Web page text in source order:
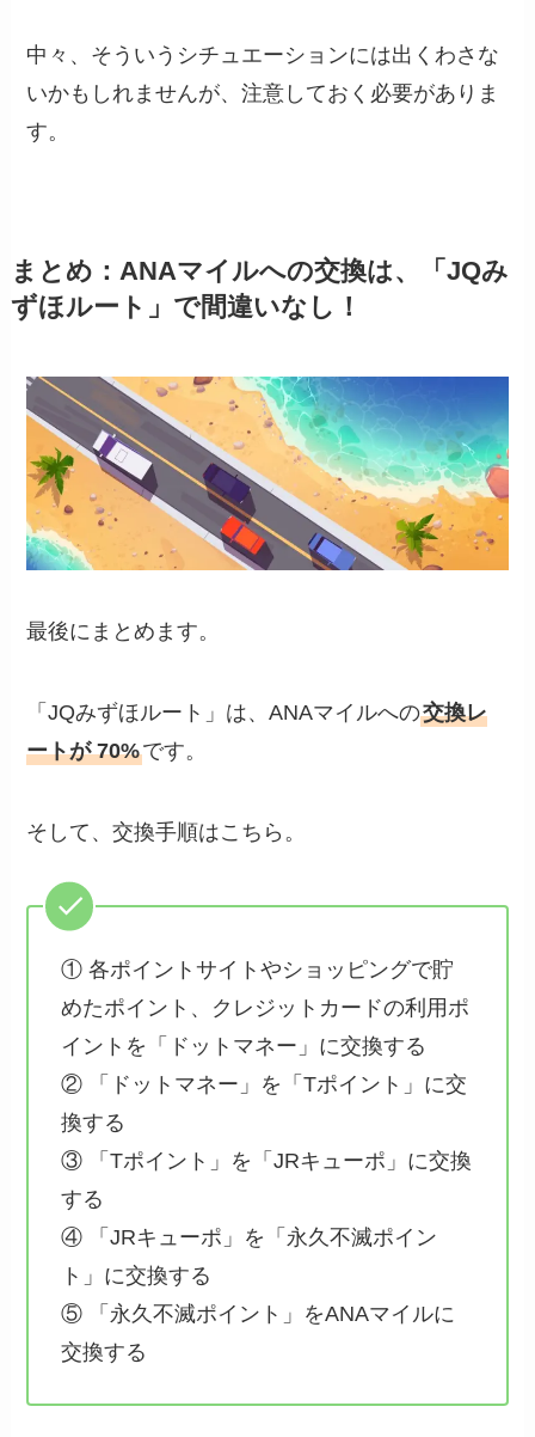
中々、そういうシチュエーションには出くわさな
いかもしれませんが、注意しておく必要がありま
す。
まとめ：ANAマイルへの交換は、「JQみ
ずほルート」で間違いなし！
最後にまとめます。
「JQみずほルート」は、ANAマイルへの交換レ
ートが 70%です。
そして、交換手順はこちら。
① 各ポイントサイトやショッピングで貯
めたポイント、クレジットカードの利用ポ
イントを「ドットマネー」に交換する
② 「ドットマネー」を「Tポイント」に交
換する
③ 「Tポイント」を「JRキューポ」に交換
する
④ 「JRキューポ」を「永久不滅ポイン
ト」に交換する
⑤ 「永久不滅ポイント」をANAマイルに
交換する